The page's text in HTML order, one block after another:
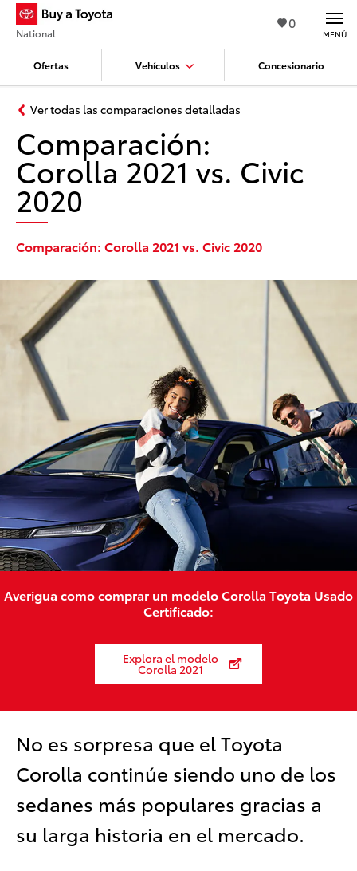
0
Ofertas Vehículos Concesionario
National MENÚ
Ver todas las comparaciones detalladas
Comparación:
Corolla 2021 vs. Civic
2020
No es sorpresa que el Toyota
Corolla continúe siendo uno de los
sedanes más populares gracias a
su larga historia en el mercado.
Comparación: Corolla 2021 vs. Civic 2020
Averigua como comprar un modelo Corolla Toyota Usado
Certificado:
Explora el modelo
Corolla 2021